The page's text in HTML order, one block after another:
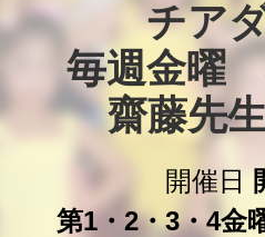
チア
毎週金曜
齋藤先
開催日
第1・2・3・4金